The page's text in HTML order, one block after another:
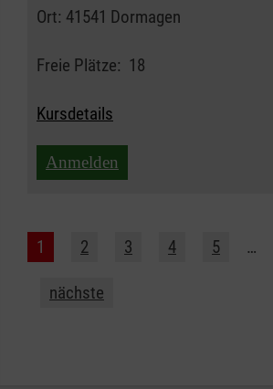
Ort: 41541 Dormagen
Freie Plätze: 18
Kursdetails
Anmelden
1 2 3 4 5 …
nächste